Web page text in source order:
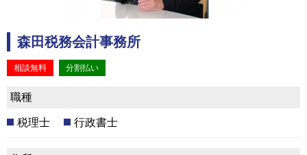
森田税務会計事務所
相談無料 分割払い
職種
税理士 行政書士